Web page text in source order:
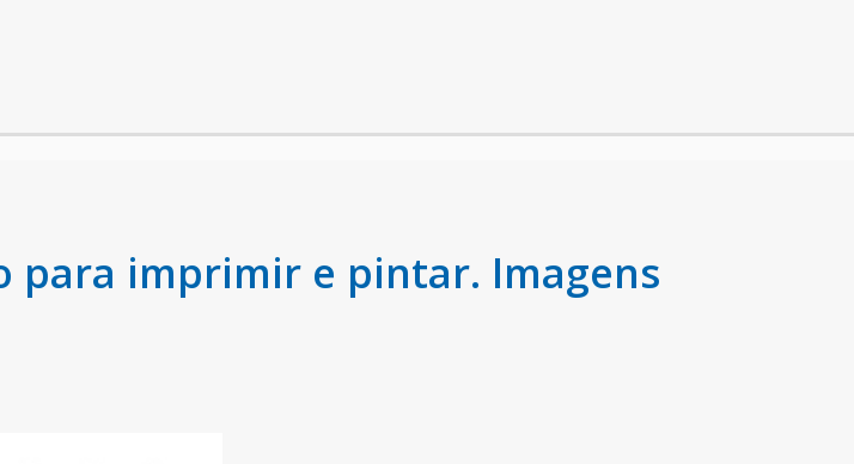
para imprimir e pintar. Imagens